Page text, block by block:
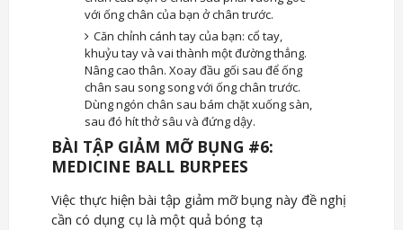
với ống chân của bạn ở chân trước.
Căn chỉnh cánh tay của bạn: cổ tay,
khuỷu tay và vai thành một đường thẳng.
Nâng cao thân. Xoay đầu gối sau để ống
chân sau song song với ống chân trước.
Dùng ngón chân sau bám chặt xuống sàn,
sau đó hít thở sâu và đứng dậy.
BÀI TẬP GIẢM MỠ BỤNG #6:
MEDICINE BALL BURPEES
Việc thực hiện bài tập giảm mỡ bụng này đề nghị
cần có dụng cụ là một quả bóng tạ